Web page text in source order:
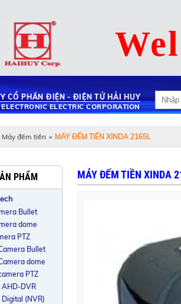
CỔ PHẦN ĐIỆN - ĐIỆN TỬ HẢI HUY
ELECTRIC CORPORATION
Máy đếm tiền » MÁY ĐẾM TIỀN XINDA 2165L
MÁY ĐẾM TIỀN XINDA
PHẨM
Bullet
dome
PTZ
Bullet
dome
PTZ
DVR
(NVR)